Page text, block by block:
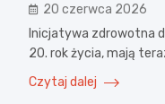
20 czerwca 2026
Inicjatywa zdrowotna
20. rok życia, mają
Czytaj dalej